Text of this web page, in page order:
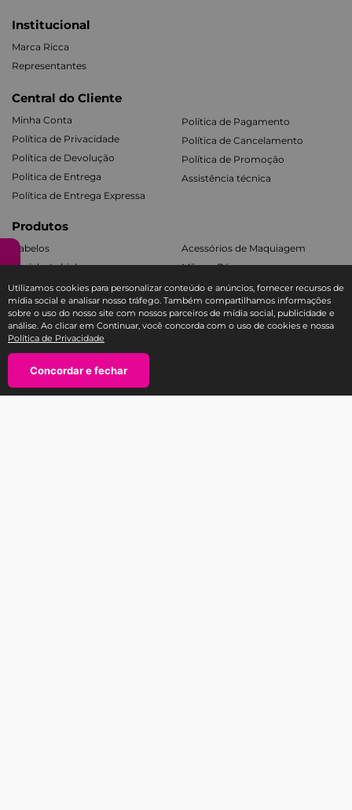
Utilizamos cookies para personalizar conteúdo e anúncios, fornecer recursos de
mídia social e analisar nosso tráfego. Também compartilhamos informações
sobre o uso do nosso site com nossos parceiros de mídia social, publicidade e
análise. Ao clicar em Continuar, você concorda com o uso de cookies e nossa
Política de Privacidade
Concordar e fechar
Institucional
Marca Ricca
Representantes
Central do Cliente
Minha Conta
Política de Privacidade
Política de Devolução
Politica de Entrega
Política de Entrega Expressa
Política de Pagamento
Política de Cancelamento
Política de Promoção
Assistência técnica
Produtos
Cabelos
Facial e Labial
Banho e Corpo
Acessórios de Maquiagem
Mãos e Pés
Todos os Kits
Fale com a Ricca
atendimento@sac-ricca.com.br